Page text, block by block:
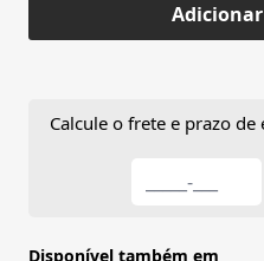
Calcule o frete e prazo de
Disponível também em